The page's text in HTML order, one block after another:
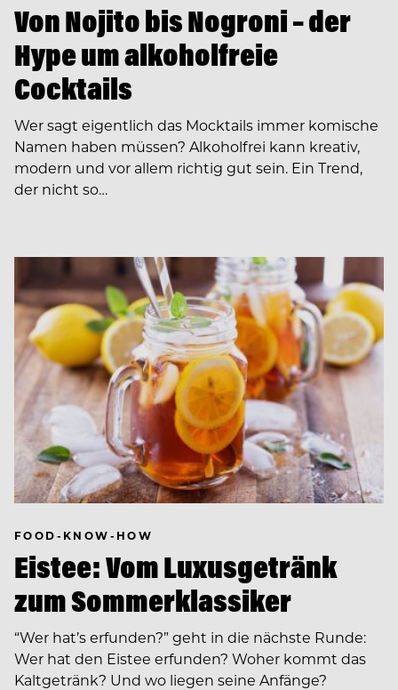
Von Nojito bis Nogroni – der
Hype um alkoholfreie
Cocktails
Wer sagt eigentlich das Mocktails immer komische
Namen haben müssen? Alkoholfrei kann kreativ,
modern und vor allem richtig gut sein. Ein Trend,
der nicht so…
FOOD-KNOW-HOW
Eistee: Vom Luxusgetränk
zum Sommerklassiker
“Wer hat’s erfunden?” geht in die nächste Runde:
Wer hat den Eistee erfunden? Woher kommt das
Kaltgetränk? Und wo liegen seine Anfänge?